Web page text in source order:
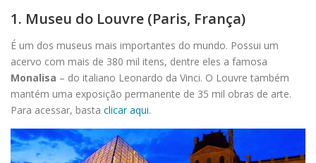
1. Museu do Louvre (Paris, França)
É um dos museus mais importantes do mundo. Possui um
acervo com mais de 380 mil itens, dentre eles a famosa
Monalisa – do italiano Leonardo da Vinci. O Louvre também
mantém uma exposição permanente de 35 mil obras de arte.
Para acessar, basta clicar aqui.